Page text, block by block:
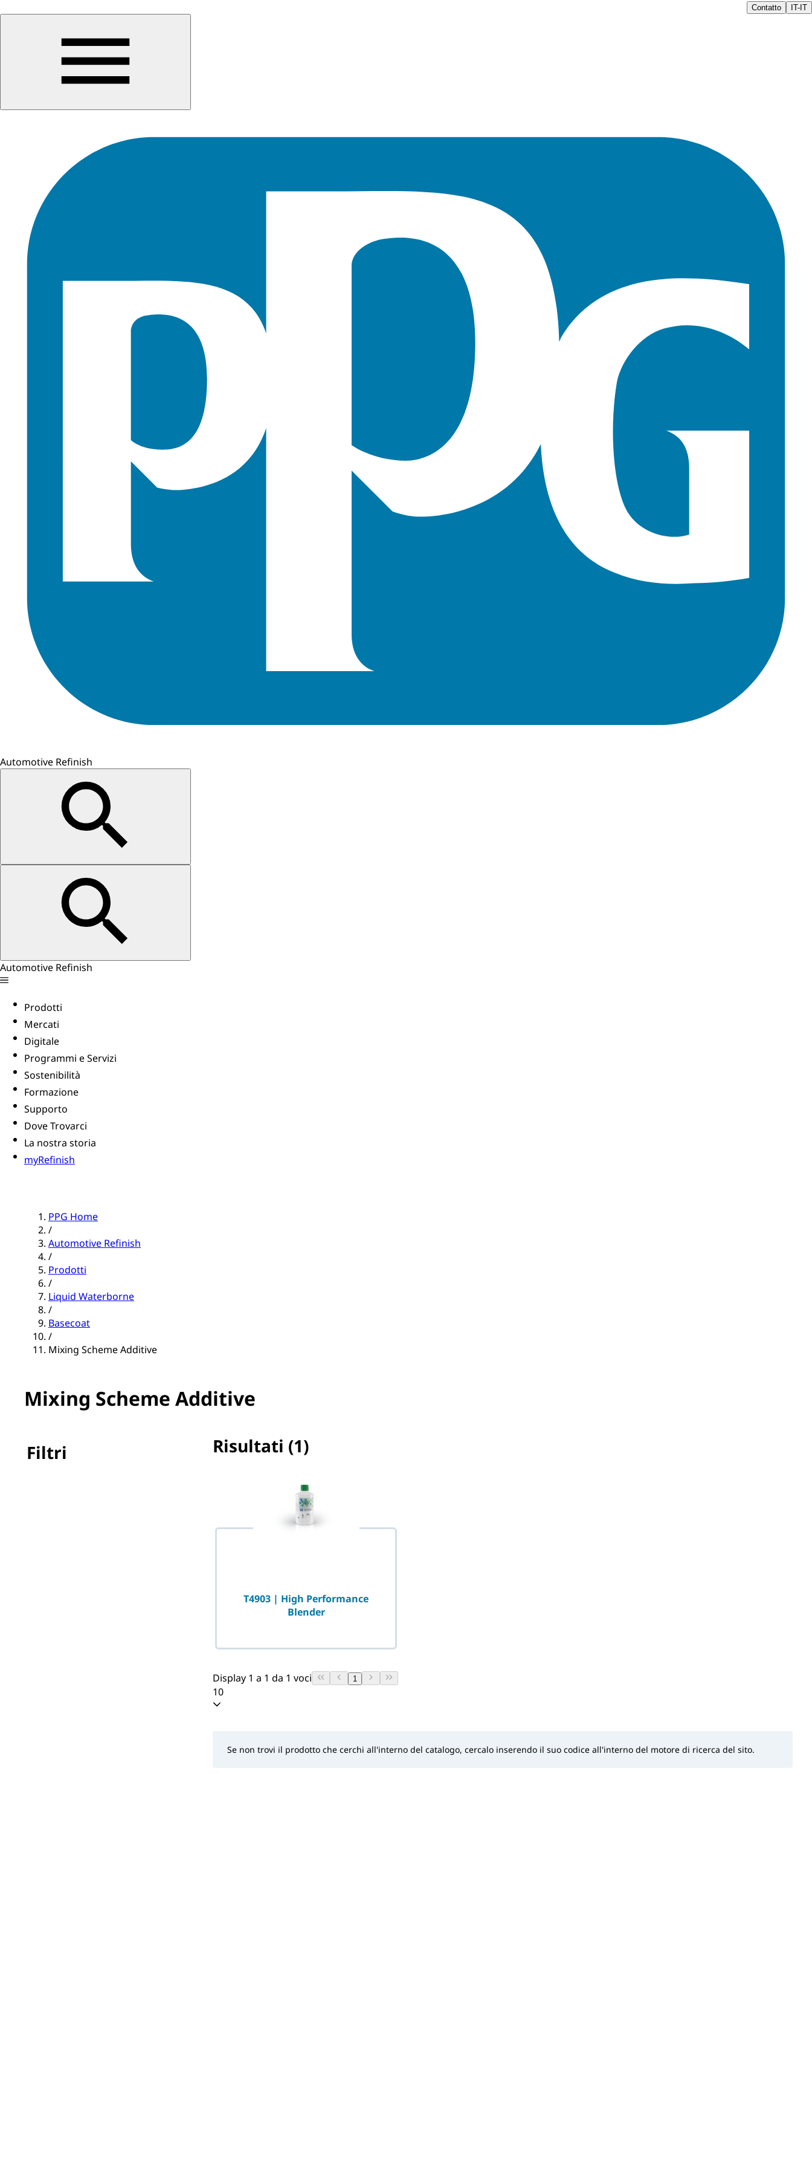
Contatto IT-IT
Automotive Refinish
Automotive Refinish
Prodotti
Mercati
Digitale
Programmi e Servizi
Sostenibilità
Formazione
Supporto
Dove Trovarci
La nostra storia
myRefinish
PPG Home
/
Automotive Refinish
/
Prodotti
/
Liquid Waterborne
/
Basecoat
/
Mixing Scheme Additive
Mixing Scheme Additive
Filtri Risultati (1)
T4903 | High Performance
Blender
Display 1 a 1 da 1 voci 1
10
Se non trovi il prodotto che cerchi all'interno del catalogo, cercalo inserendo il suo codice all'interno del motore di ricerca del sito.